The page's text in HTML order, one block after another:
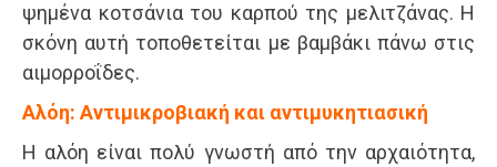
ψημένα κοτσάνια του καρπού της μελιτζάνας. Η
σκόνη αυτή τοποθετείται με βαμβάκι πάνω στις
αιμορροΐδες.
Αλόη: Αντιμικροβιακή και αντιμυκητιασική
Η αλόη είναι πολύ γνωστή από την αρχαιότητα,